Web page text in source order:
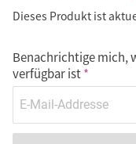
Dieses Produkt ist
Benachrichtige mich,
verfügbar ist